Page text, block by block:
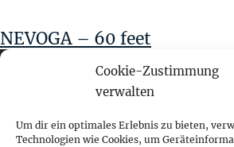
Cookie-Zustimmung
verwalten
Um dir ein optimales Erlebnis zu bieten,
Technologien wie Cookies, um
NEVOGA – 60 feet
fokus visuelle kommunikation